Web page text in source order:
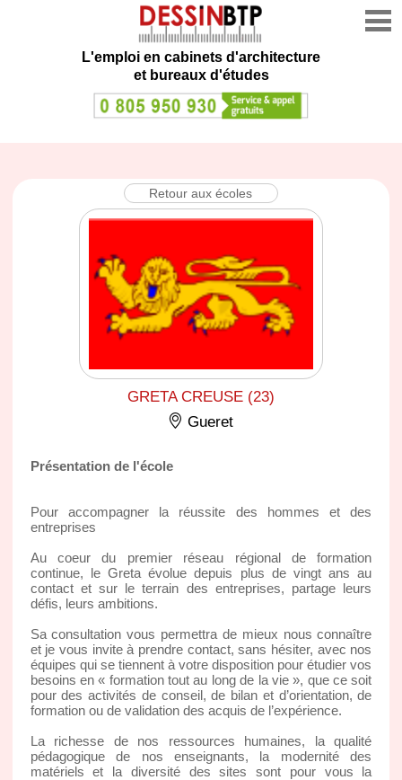
L'emploi en cabinets d'architecture
et bureaux d'études
Retour aux écoles
GRETA CREUSE (23)
Gueret
Présentation de l'école
Pour accompagner la réussite des hommes et des
entreprises
Au coeur du premier réseau régional de formation
continue, le Greta évolue depuis plus de vingt ans au
contact et sur le terrain des entreprises, partage leurs
défis, leurs ambitions.
Sa consultation vous permettra de mieux nous connaître
et je vous invite à prendre contact, sans hésiter, avec nos
équipes qui se tiennent à votre disposition pour étudier vos
besoins en « formation tout au long de la vie », que ce soit
pour des activités de conseil, de bilan et d’orientation, de
formation ou de validation des acquis de l’expérience.
La richesse de nos ressources humaines, la qualité
pédagogique de nos enseignants, la modernité des
matériels et la diversité des sites sont pour vous la